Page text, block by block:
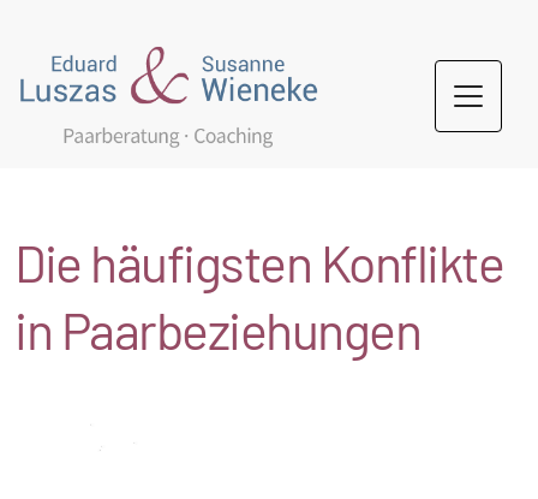
Die häufigsten Konflikte
in Paarbeziehungen